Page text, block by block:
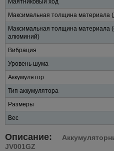
Максимальная толщина материала
Максимальная толщина материала
алюминий)
Вибрация
Уровень шума
Аккумулятор
Тип аккумулятора
Размеры
Вес
Описание:
JV001GZ